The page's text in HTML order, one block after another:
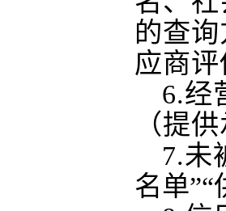
的查
应商
6.经
（提
7.未
名单”“